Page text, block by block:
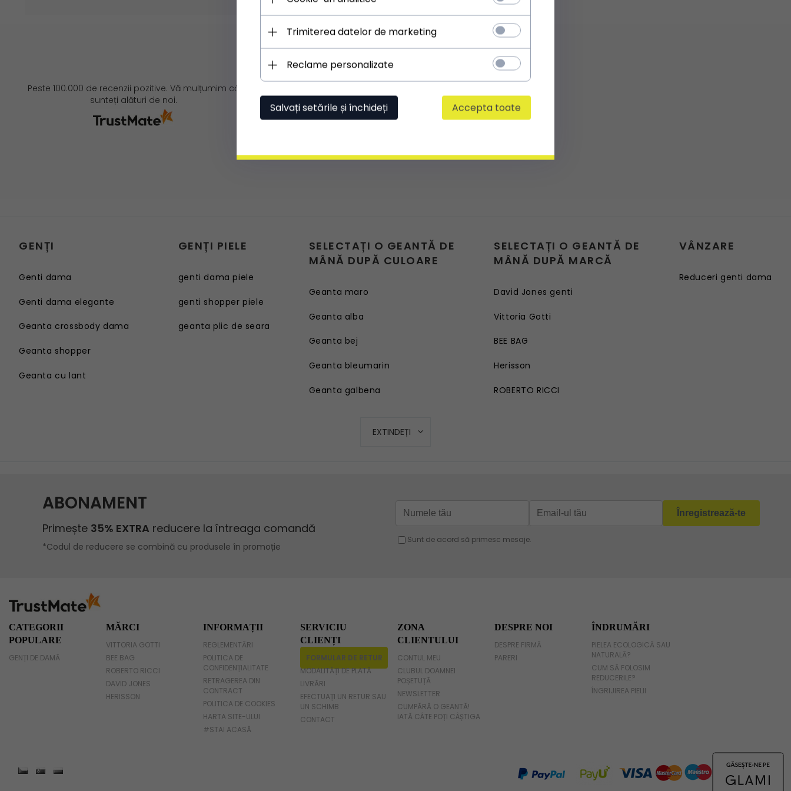
sau bretelelor
Peste 100.000 de recenzii pozitive. Vă mulțumim că
sunteți alături de noi.
GENȚI
Genti dama
Genti dama elegante
Geanta crossbody dama
Geanta shopper
Geanta cu lant
Geanta cu lant
Geanta tip sac
Geanta umar dama casual
Geanta voiaj
Geanta cu franjuri
Geanta umar
Geanta mare
GENȚI PIELE
genti dama piele
genti shopper piele
geanta plic de seara
SELECTAȚI O GEANTĂ DE
MÂNĂ DUPĂ CULOARE
Geanta maro
Geanta alba
Geanta bej
Geanta bleumarin
Geanta galbena
SELECTAȚI O GEANTĂ DE
MÂNĂ DUPĂ MARCĂ
David Jones genti
Vittoria Gotti
BEE BAG
Herisson
ROBERTO RICCI
VÂNZARE
Reduceri genti dama
EXTINDEȚI
CATEGORII
POPULARE
GENȚI DE DAMĂ
MĂRCI
VITTORIA GOTTI
BEE BAG
ROBERTO RICCI
DAVID JONES
HERISSON
INFORMAȚII
REGLEMENTĂRI
POLITICA DE
CONFIDENȚIALITATE
RETRAGEREA DIN
CONTRACT
POLITICA DE COOKIES
HARTA SITE-ULUI
#STAI ACASĂ
SERVICIU
CLIENȚI
FORMULAR DE RETUR
MODALITĂȚI DE PLATĂ
LIVRĂRI
EFECTUAȚI UN RETUR SAU
UN SCHIMB
CONTACT
ZONA
CLIENTULUI
CONTUL MEU
CLUBUL DOAMNEI
POȘETUȚĂ
NEWSLETTER
CUMPĂRĂ O GEANTĂ!
IATĂ CÂTE POȚI CÂȘTIGA
DESPRE NOI
DESPRE FIRMĂ
PARERI
ÎNDRUMĂRI
PIELEA ECOLOGICĂ SAU
NATURALĂ?
CUM SĂ FOLOSIM
REDUCERILE?
ÎNGRIJIREA PIELII
Trimiterea datelor de marketing
Reclame personalizate
Salvați setările și închideți Accepta toate